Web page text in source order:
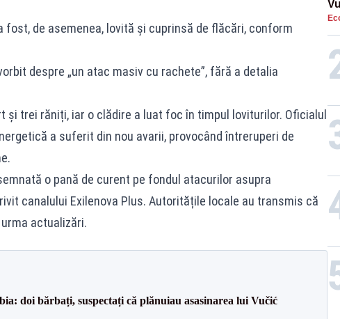
fost, de asemenea, lovită și cuprinsă de flăcări, conform
despre „un atac masiv cu rachete”, fără a detalia
și trei răniți, iar o clădire a luat foc în timpul loviturilor. Oficialul
a suferit din nou avarii, provocând întreruperi de
o pană de curent pe fondul atacurilor asupra
canalului Exilenova Plus. Autoritățile locale au transmis că
actualizări.
doi bărbați, suspectați că plănuiau asasinarea lui Vučić